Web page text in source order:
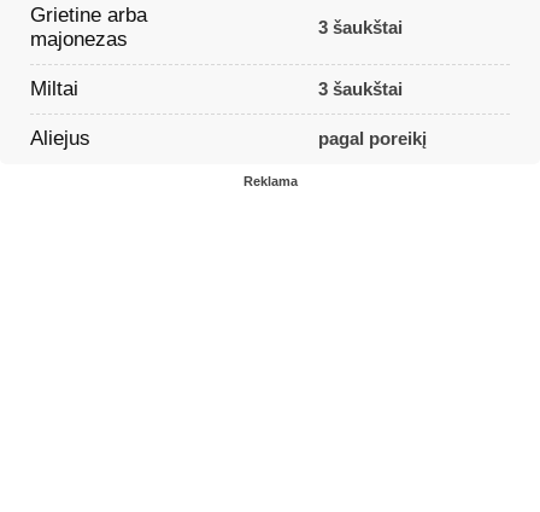
Grietine arba
majonezas
3 šaukštai
Miltai 3 šaukštai
Aliejus pagal poreikį
Reklama